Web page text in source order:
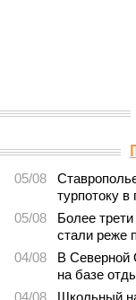
Версия //Общество //
В Дагестане
транспортного